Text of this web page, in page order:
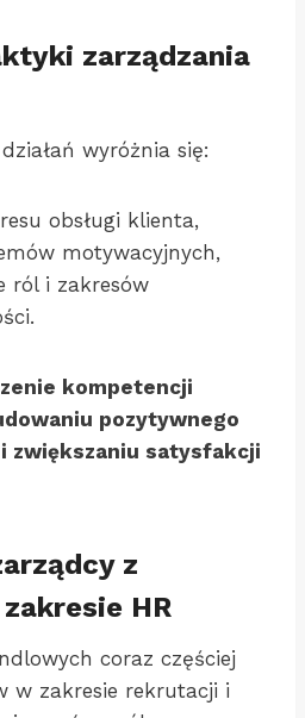
zarządzania
wyróżnia się:
obsługi klienta,
motywacyjnych,
ról i zakresów
kompetencji
pozytywnego
zwiększaniu satysfakcji
z
HR
coraz częściej
w zakresie rekrutacji i